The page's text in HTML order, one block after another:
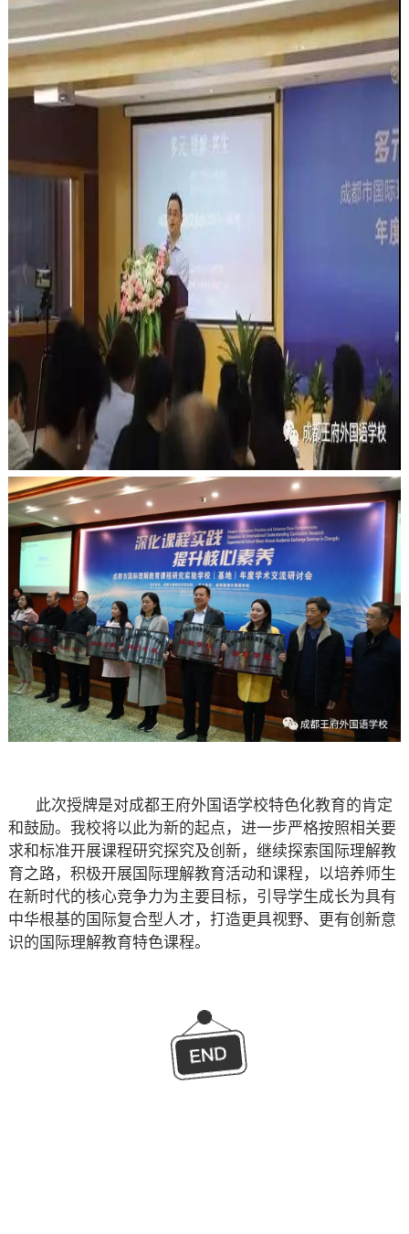
此次授牌是对成都王府外国语学校特色化教育的肯定
和鼓励。我校将以此为新的起点，进一步严格按照相关要
求和标准开展课程研究探究及创新，继续探索国际理解教
育之路，积极开展国际理解教育活动和课程，以培养师生
在新时代的核心竞争力为主要目标，引导学生成长为具有
中华根基的国际复合型人才，打造更具视野、更有创新意
识的国际理解教育特色课程。